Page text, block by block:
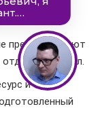
предоставляют
файл.
и